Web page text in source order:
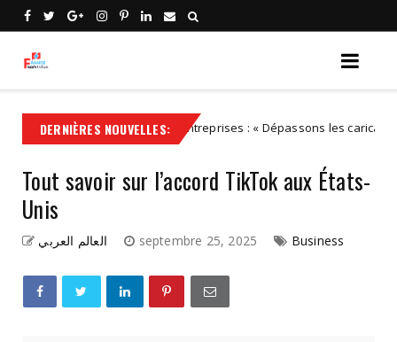
DERNIÈRES NOUVELLES:
Transmission d'entreprises : « Dépassons les caricatures : les
Tout savoir sur l’accord TikTok aux États-
Unis
العالم العربي septembre 25, 2025 Business